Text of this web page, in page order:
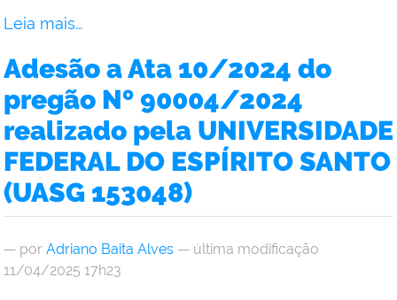
Leia mais…
Adesão a Ata 10/2024 do
pregão Nº 90004/2024
realizado pela UNIVERSIDADE
FEDERAL DO ESPÍRITO SANTO
(UASG 153048)
— por Adriano Baita Alves — última modificação
11/04/2025 17h23